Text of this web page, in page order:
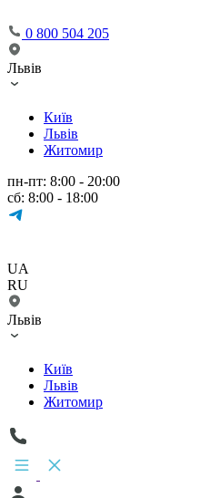
0 800 504 205
Львів
Київ
Львів
Житомир
пн-пт: 8:00 - 20:00
сб: 8:00 - 18:00
UA
RU
Львів
Київ
Львів
Житомир